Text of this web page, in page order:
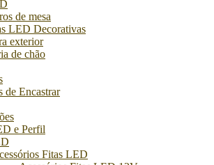
de mesa
LED Decorativas
exterior
de chão
de Encastrar
e Perfil
Fitas LED